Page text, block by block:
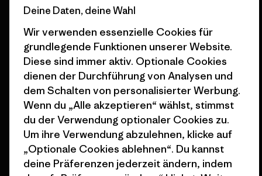
Stores in deiner
Seitenverzeichnis
© 2026 Patagonia, Inc. All Rights Reserved.
Deutsch
Deine Daten, deine Wahl
Wir verwenden essenzielle Cookies für
grundlegende Funktionen unserer Website.
Diese sind immer aktiv. Optionale Cookies
dienen der Durchführung von Analysen und
dem Schalten von personalisierter Werbung.
Wenn du „Alle akzeptieren“ wählst, stimmst
du der Verwendung optionaler Cookies zu.
Um ihre Verwendung abzulehnen, klicke auf
„Optionale Cookies ablehnen“. Du kannst
deine Präferenzen jederzeit ändern, indem